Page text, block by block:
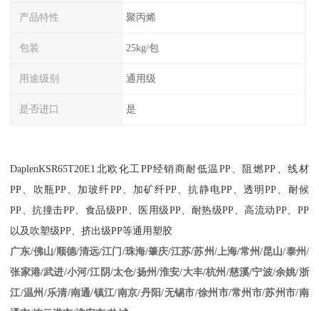
产品特性 聚丙烯
包装 25kg/包
用途级别 通用级
是否进口 是
DaplenKSR65T20E1北欧化工PP经销商耐低温PP、阻燃PP、线材
PP、吹瓶PP、加玻纤PP、加矿纤PP、抗静电PP、透明PP、耐候
PP、抗撞击PP、食品级PP、医用级PP、耐热级PP、高流动PP、 PP
以及吹塑级PP、挤出级PP等通用塑胶
广东/佛山/顺德/清远/江门/珠海/肇庆/江苏/苏州/上海/常州/昆山/泰州/
张家港/武进/小河/江阴/太仓/扬州/淮安/大丰/杭州/慈溪/宁波/余姚/浙
江/温州/乐清/南通/镇江/南京/丹阳/无锡市/徐州市/常州市/苏州市/南